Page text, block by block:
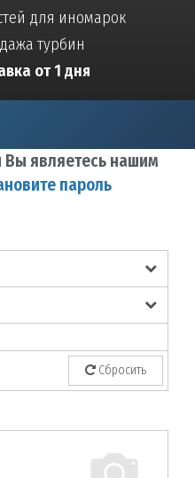
для иномарок
турбин
от 1 дня
Вы являетесь нашим
пароль
Сбросить
найдены!